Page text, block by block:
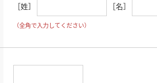
［姓］ ［名］
（全角で入力してください）